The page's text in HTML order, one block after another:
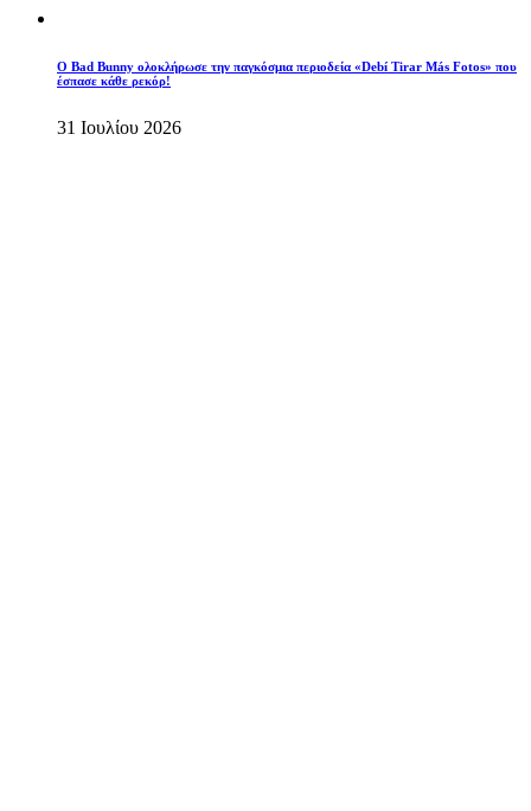
Ο Bad Bunny ολοκλήρωσε την παγκόσμια περιοδεία «Debí Tirar Más Fotos» που
έσπασε κάθε ρεκόρ!
31 Ιουλίου 2026